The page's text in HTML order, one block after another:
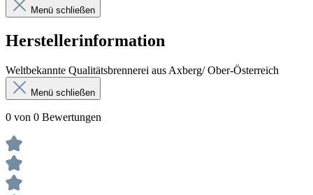
Menü schließen
Herstellerinformation
Weltbekannte Qualitätsbrennerei aus Axberg/ Ober-Österreich
Menü schließen
0 von 0 Bewertungen